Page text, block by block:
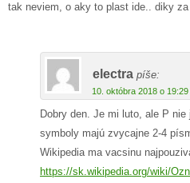
tak neviem, o aky to plast ide.. diky za
electra píše:
10. októbra 2018 o 19:29
Dobry den. Je mi luto, ale P
symboly majú zvycajne 2-4
Wikipedia ma vacsinu
https://sk.wikipedia.org/wiki/